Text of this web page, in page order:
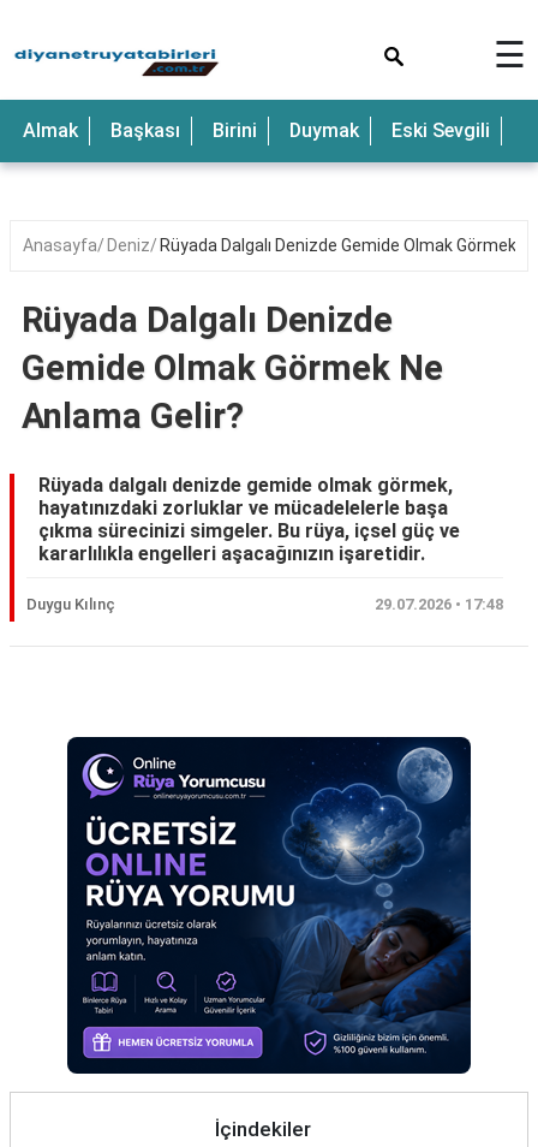
Anne
Bebek
Çocuk
Deniz
Düğün
Erkek
Eski
Gelin
☰
Almak Başkası Birini Duymak Eski Sevgili
Anasayfa Deniz Rüyada Dalgalı Denizde Gemide Olmak Görmek
Rüyada Dalgalı Denizde
Gemide Olmak Görmek Ne
Anlama Gelir?
Rüyada dalgalı denizde gemide olmak görmek,
hayatınızdaki zorluklar ve mücadelelerle başa
çıkma sürecinizi simgeler. Bu rüya, içsel güç ve
kararlılıkla engelleri aşacağınızın işaretidir.
Duygu Kılınç 29.07.2026 • 17:48
İçindekiler